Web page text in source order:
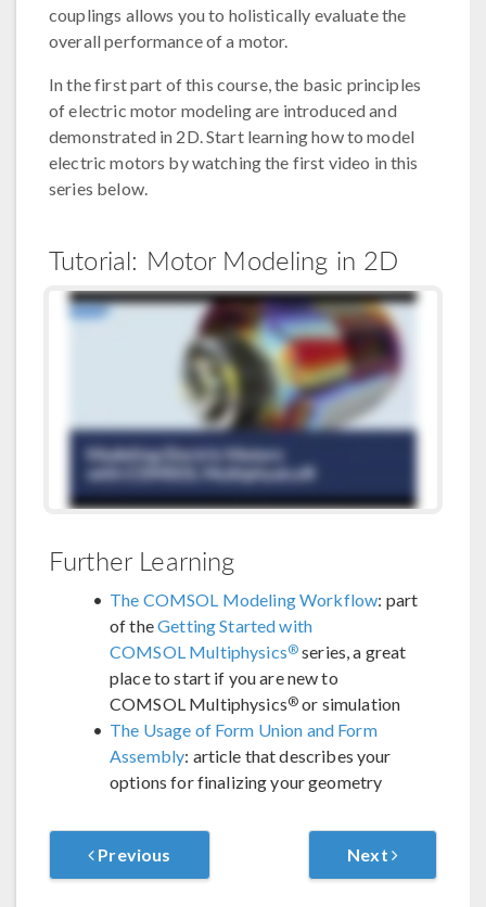
couplings allows you to holistically evaluate the
overall performance of a motor.
In the first part of this course, the basic principles
of electric motor modeling are introduced and
demonstrated in 2D. Start learning how to model
electric motors by watching the first video in this
series below.
Tutorial: Motor Modeling in 2D
Further Learning
The COMSOL Modeling Workflow: part
of theGetting Started with
COMSOL Multiphysics® series, a great
place to start if you are new to
COMSOL Multiphysics® or simulation
The Usage of Form Union and Form
Assembly: article that describes your
options for finalizing your geometry
Previous Next